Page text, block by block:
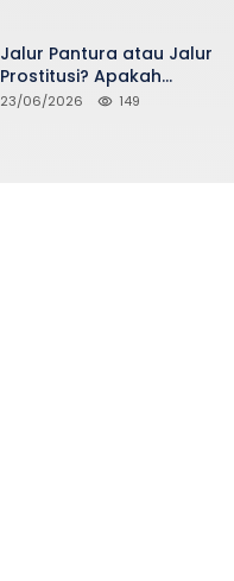
Jalur Pantura atau Jalur
Prostitusi? Apakah
Seidentik itu?
23/06/2026 149